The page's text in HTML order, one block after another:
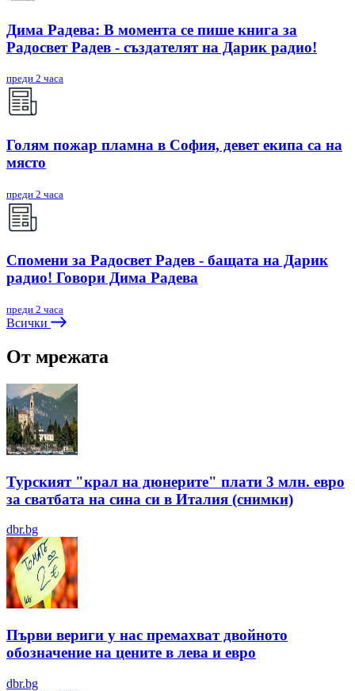
Дима Радева: В момента се пише книга за
Радосвет Радев - създателят на Дарик радио!
преди 2 часа
Голям пожар пламна в София, девет екипа са на
място
преди 2 часа
Спомени за Радосвет Радев - бащата на Дарик
радио! Говори Дима Радева
преди 2 часа
Всички
От мрежата
Турският "крал на дюнерите" плати 3 млн. евро
за сватбата на сина си в Италия (снимки)
dbr.bg
Първи вериги у нас премахват двойното
обозначение на цените в лева и евро
dbr.bg